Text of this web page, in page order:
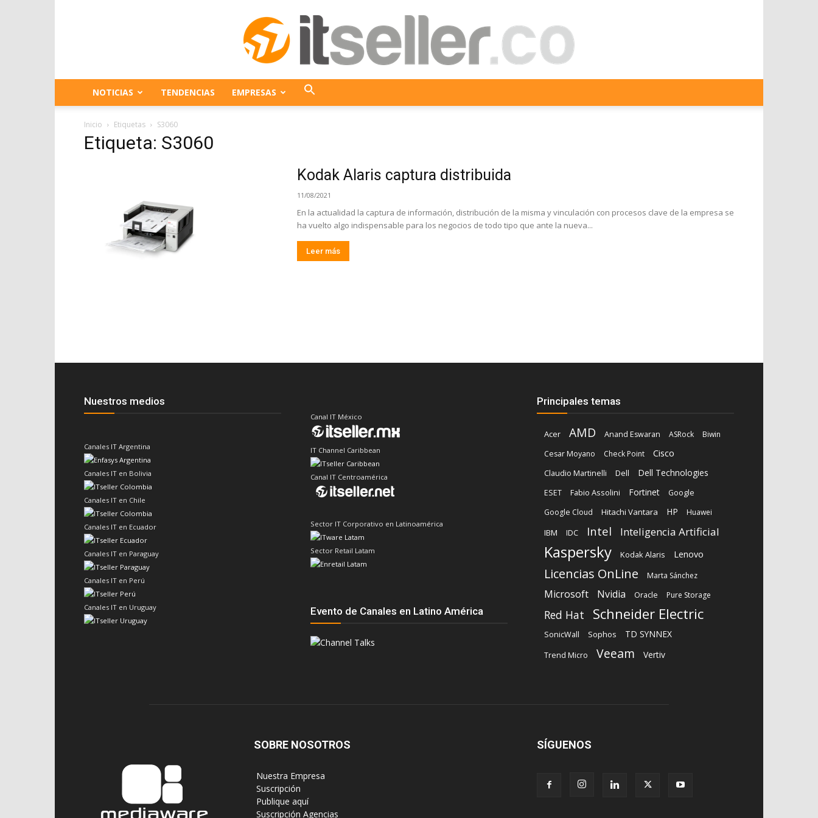
ITseller
Colombia
NOTICIAS TENDENCIAS EMPRESAS
Inicio Etiquetas S3060
Etiqueta: S3060
Kodak Alaris captura distribuida
11/08/2021
En la actualidad la captura de información, distribución de la misma y vinculación con procesos clave de la empresa se
ha vuelto algo indispensable para los negocios de todo tipo que ante la nueva...
Leer más
Nuestros medios
Canales IT Argentina
Canales IT en Bolivia
Canales IT en Chile
Canales IT en Ecuador
Canales IT en Paraguay
Canales IT en Perú
Canales IT en Uruguay
Canal IT México
IT Channel Caribbean
Canal IT Centroamérica
Sector IT Corporativo en Latinoamérica
Sector Retail Latam
Evento de Canales en Latino América
Principales temas
Acer AMD Anand Eswaran ASRock
Biwin
Cesar Moyano
Check Point Cisco
Claudio Martinelli Dell Dell Technologies
ESET Fabio Assolini Fortinet
Google
Google Cloud
Hitachi Vantara HP Huawei
IBM IDC Intel Inteligencia Artificial
Kaspersky Kodak Alaris Lenovo
Licencias OnLine Marta Sánchez
Microsoft Nvidia Oracle Pure Storage
Red Hat Schneider Electric
SonicWall Sophos TD SYNNEX
Trend Micro Veeam Vertiv
SOBRE NOSOTROS
‎ Nuestra Empresa
‎ Suscripción
‎ Publique aquí
‎ Suscripción Agencias
SÍGUENOS